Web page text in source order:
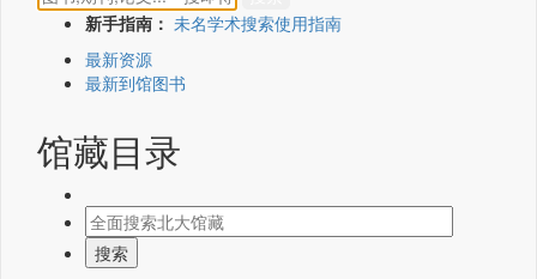
新手指南： 未名学术搜索使用指南
最新资源
最新到馆图书
馆藏目录